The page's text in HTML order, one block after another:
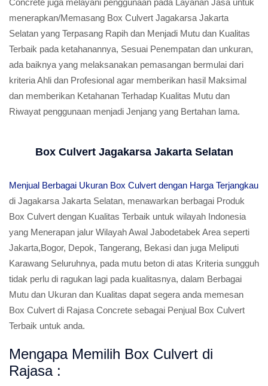
Concrete juga melayani penggunaan pada Layanan Jasa untuk
menerapkan/Memasang Box Culvert Jagakarsa Jakarta
Selatan yang Terpasang Rapih dan Menjadi Mutu dan Kualitas
Terbaik pada ketahanannya, Sesuai Penempatan dan unkuran,
ada baiknya yang melaksanakan pemasangan bermulai dari
kriteria Ahli dan Profesional agar memberikan hasil Maksimal
dan memberikan Ketahanan Terhadap Kualitas Mutu dan
Riwayat penggunaan menjadi Jenjang yang Bertahan lama.
Box Culvert Jagakarsa Jakarta Selatan
Menjual Berbagai Ukuran Box Culvert dengan Harga Terjangkau
di Jagakarsa Jakarta Selatan, menawarkan berbagai Produk
Box Culvert dengan Kualitas Terbaik untuk wilayah Indonesia
yang Menerapan jalur Wilayah Awal Jabodetabek Area seperti
Jakarta,Bogor, Depok, Tangerang, Bekasi dan juga Meliputi
Karawang Seluruhnya, pada mutu beton di atas Kriteria sungguh
tidak perlu di ragukan lagi pada kualitasnya, dalam Berbagai
Mutu dan Ukuran dan Kualitas dapat segera anda memesan
Box Culvert di Rajasa Concrete sebagai Penjual Box Culvert
Terbaik untuk anda.
Mengapa Memilih Box Culvert di
Rajasa :